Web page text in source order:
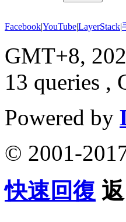
Facebook|YouTube|LayerStack|
GMT+8,
13 queries ,
Powered by
© 2001-
快速回復